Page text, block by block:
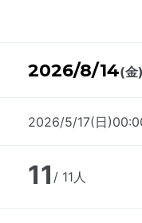
2026/8/14(金)
2026/5/17(日
11 / 11人